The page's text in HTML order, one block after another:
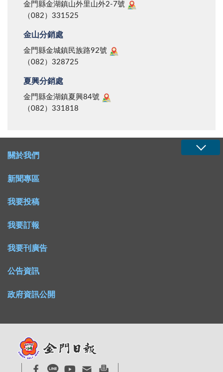
金門縣金湖鎮山外里山外2-7號
（082）331525
金山分銷處
金門縣金城鎮民族路92號
（082）328725
夏興分銷處
金門縣金湖鎮夏興84號
（082）331818
關於我們
新聞專區
我要投稿
我要訂報
我要刊廣告
公告資訊
政府資訊公開